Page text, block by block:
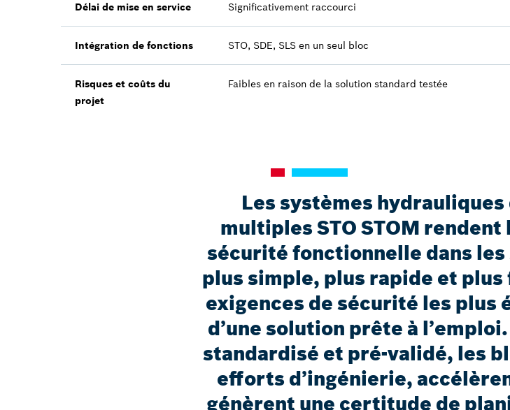
Délai de mise en service Significativement raccourci
Intégration de fonctions STO, SDE, SLS en un seul bloc
Risques et coûts du
projet
Faibles en raison de la solution standard testée
Les systèmes hydrauliques
multiples STO STOM
sécurité fonctionnelle dans
plus simple, plus rapide et
exigences de sécurité les plus
d’une solution prête à
standardisé et pré-validé, les
efforts d’ingénierie,
génèrent une certitude de